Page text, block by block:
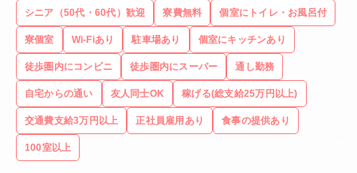
シニア（50代・60代）歓迎 寮費無料 個室にトイレ・お風呂付
寮個室 Wi-Fiあり 駐車場あり 個室にキッチンあり
徒歩圏内にコンビニ 徒歩圏内にスーパー 通し勤務
自宅からの通い 友人同士OK 稼げる(総支給25万円以上)
交通費支給3万円以上 正社員雇用あり 食事の提供あり
100室以上